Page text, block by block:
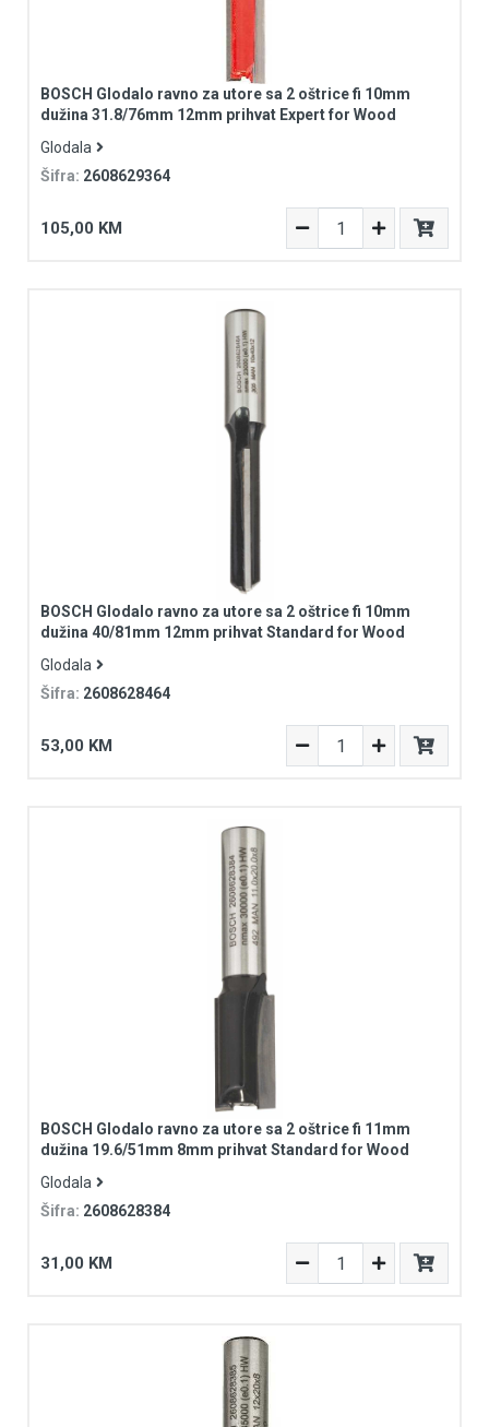
BOSCH Glodalo ravno za utore sa 2 oštrice fi 10mm
dužina 31.8/76mm 12mm prihvat Expert for Wood
Glodala
Šifra: 2608629364
105,00 KM
BOSCH Glodalo ravno za utore sa 2 oštrice fi 10mm
dužina 40/81mm 12mm prihvat Standard for Wood
Glodala
Šifra: 2608628464
53,00 KM
BOSCH Glodalo ravno za utore sa 2 oštrice fi 11mm
dužina 19.6/51mm 8mm prihvat Standard for Wood
Glodala
Šifra: 2608628384
31,00 KM